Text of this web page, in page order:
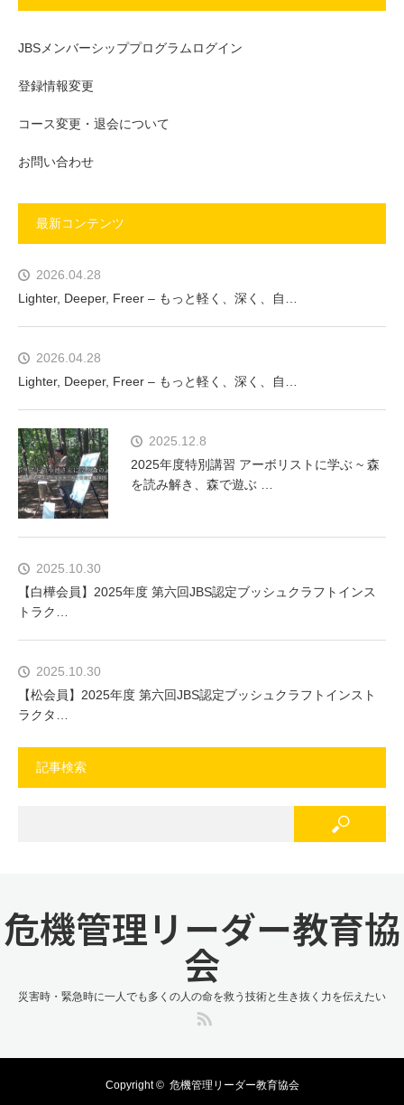
JBSメンバーシッププログラムログイン
登録情報変更
コース変更・退会について
お問い合わせ
最新コンテンツ
2026.04.28
Lighter, Deeper, Freer – もっと軽く、深く、自…
2026.04.28
Lighter, Deeper, Freer – もっと軽く、深く、自…
2025.12.8
2025年度特別講習 アーボリストに学ぶ ~ 森
を読み解き、森で遊ぶ …
2025.10.30
【白樺会員】2025年度 第六回JBS認定ブッシュクラフトインス
トラク…
2025.10.30
【松会員】2025年度 第六回JBS認定ブッシュクラフトインスト
ラクタ…
記事検索
危機管理リーダー教育協
会
災害時・緊急時に一人でも多くの人の命を救う技術と生き抜く力を伝えたい
Copyright © 危機管理リーダー教育協会